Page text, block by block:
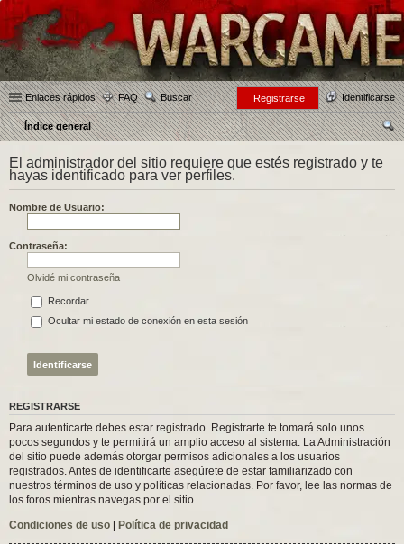
Enlaces rápidos FAQ Buscar Identificarse
Registrarse
Índice general
car
El administrador del sitio requiere que estés registrado y te
hayas identificado para ver perfiles.
Nombre de Usuario:
Contraseña:
Olvidé mi contraseña
Recordar
Ocultar mi estado de conexión en esta sesión
REGISTRARSE
Para autenticarte debes estar registrado. Registrarte te tomará solo unos
pocos segundos y te permitirá un amplio acceso al sistema. La Administración
del sitio puede además otorgar permisos adicionales a los usuarios
registrados. Antes de identificarte asegúrete de estar familiarizado con
nuestros términos de uso y políticas relacionadas. Por favor, lee las normas de
los foros mientras navegas por el sitio.
Condiciones de uso | Política de privacidad